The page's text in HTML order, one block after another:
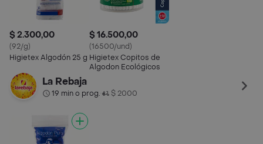
$ 2.300,00
(92/g)
Higietex Algodón 25 g
$ 16.500,00
(16500/und)
Higietex Copitos de
Algodon Ecológicos
La Rebaja
19 min o prog.• $ 2000